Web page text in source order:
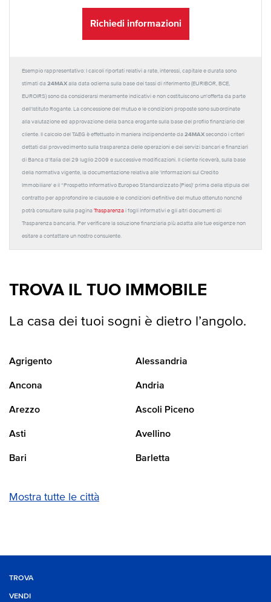
Richiedi informazioni
Esempio rappresentativo: I calcoli riportati relativi a rate, interessi, capitale e durata sono
stimati da 24MAX alla data odierna sulla base dei tassi di riferimento (EURIBOR, BCE,
EUROIRS) sono da considerarsi meramente indicativi e non costituiscono un'offerta da parte
dell'Istituto Rogante. La concessione del mutuo e le condizioni proposte sono subordinate
alla valutazione ed approvazione della banca erogante sulla base del profilo finanziario del
cliente. Il calcolo del TAEG è effettuato in maniera indipendente da 24MAX secondo i criteri
dettati dal provvedimento sulla trasparenza delle operazioni e dei servizi bancari e finanziari
di Banca d'Italia del 29 luglio 2009 e successive modificazioni. Il cliente riceverà, sulla base
della normativa vigente, la documentazione relativa alle 'Informazioni sul Credito
Immobiliare' e il “Prospetto Informativo Europeo Standardizzato (Pies)' prima della stipula del
contratto per approfondire le clausole e le condizioni definitive del mutuo ottenuto nonché
potrà consultare sulla pagina Trasparenza i fogli informativi e gli altri documenti di
Trasparenza bancaria. Per verificare la soluzione finanziaria più adatta alle tue esigenze non
esitare a contattare un nostro consulente.
TROVA IL TUO IMMOBILE
La casa dei tuoi sogni è dietro l’angolo.
Agrigento Alessandria
Ancona Andria
Arezzo Ascoli Piceno
Asti Avellino
Bari Barletta
Mostra tutte le città
TROVA
VENDI